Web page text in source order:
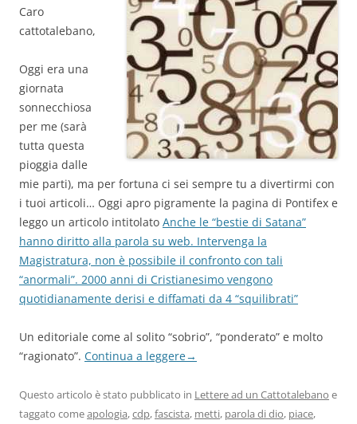
Caro
cattotalebano,
Oggi era una
giornata
sonnecchiosa
per me (sarà
tutta questa
pioggia dalle
mie parti), ma per fortuna ci sei sempre tu a divertirmi con
i tuoi articoli… Oggi apro pigramente la pagina di Pontifex e
leggo un articolo intitolato Anche le “bestie di Satana”
hanno diritto alla parola su web. Intervenga la
Magistratura, non è possibile il confronto con tali
“anormali”. 2000 anni di Cristianesimo vengono
quotidianamente derisi e diffamati da 4 “squilibrati”
Un editoriale come al solito “sobrio”, “ponderato” e molto
“ragionato”. Continua a leggere→
Questo articolo è stato pubblicato in Lettere ad un Cattotalebano e
taggato comeapologia,cdp,fascista, metti, parola di dio, piace,